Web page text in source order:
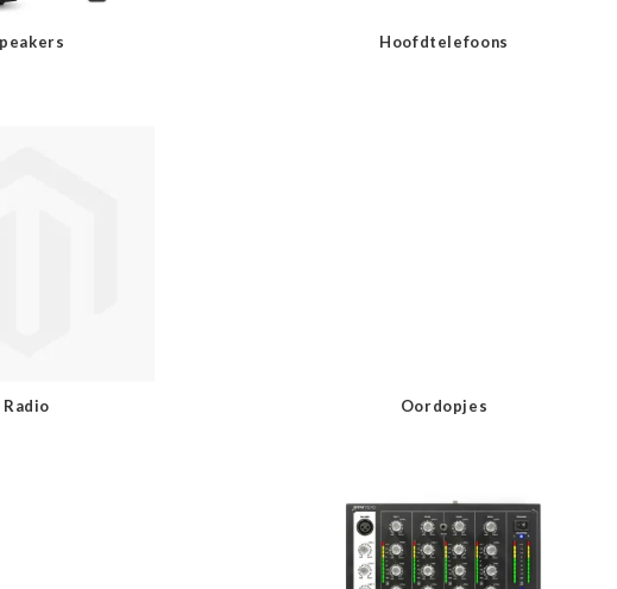
Hoofdtelefoons
Radio Oordopjes